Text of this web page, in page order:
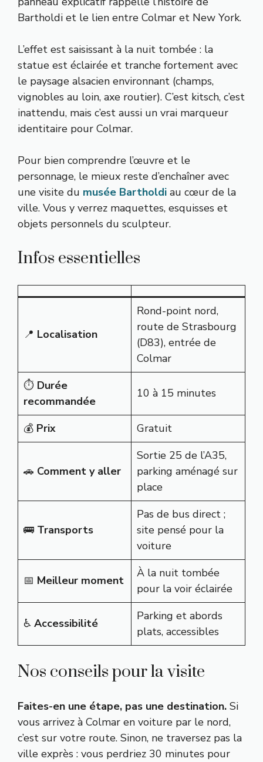
Bartholdi et le lien entre Colmar et New York.
L’effet est saisissant à la nuit tombée : la
statue est éclairée et tranche fortement avec
le paysage alsacien environnant (champs,
vignobles au loin, axe routier). C’est kitsch, c’est
inattendu, mais c’est aussi un vrai marqueur
identitaire pour Colmar.
Pour bien comprendre l’œuvre et le
personnage, le mieux reste d’enchaîner avec
une visite du musée Bartholdi au cœur de la
ville. Vous y verrez maquettes, esquisses et
objets personnels du sculpteur.
Infos essentielles
📍 Localisation
Rond-point nord,
route de Strasbourg
(D83), entrée de
Colmar
⏱️ Durée
recommandée
10 à 15 minutes
💰 Prix Gratuit
🚗 Comment y aller
Sortie 25 de l’A35,
parking aménagé sur
place
🚌 Transports
Pas de bus direct ;
site pensé pour la
voiture
📅 Meilleur moment
À la nuit tombée
pour la voir éclairée
♿ Accessibilité
Parking et abords
plats, accessibles
Nos conseils pour la visite
Faites-en une étape, pas une destination. Si
vous arrivez à Colmar en voiture par le nord,
c’est sur votre route. Sinon, ne traversez pas la
ville exprès : vous perdriez 30 minutes pour